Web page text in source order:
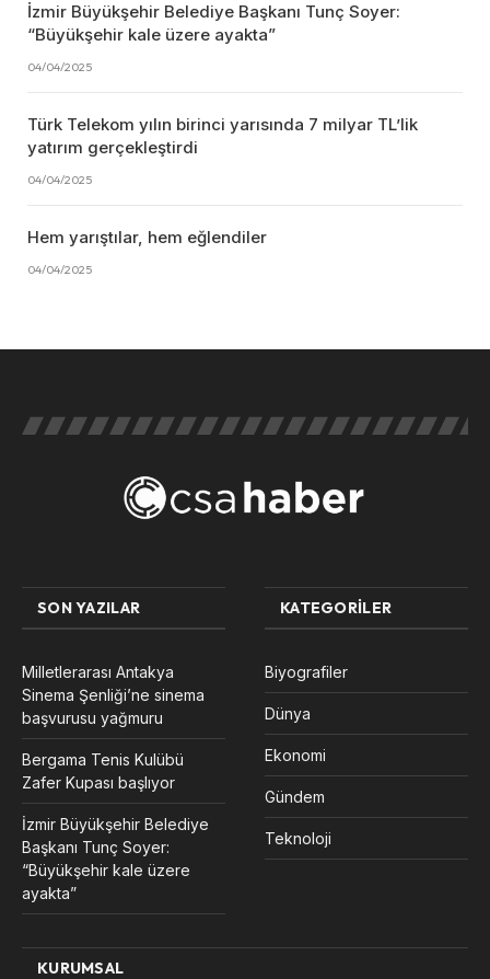
İzmir Büyükşehir Belediye Başkanı Tunç Soyer:
“Büyükşehir kale üzere ayakta”
04/04/2025
Türk Telekom yılın birinci yarısında 7 milyar TL’lik
yatırım gerçekleştirdi
04/04/2025
Hem yarıştılar, hem eğlendiler
04/04/2025
SON YAZILAR
Milletlerarası Antakya
Sinema Şenliği’ne sinema
başvurusu yağmuru
Bergama Tenis Kulübü
Zafer Kupası başlıyor
İzmir Büyükşehir Belediye
Başkanı Tunç Soyer:
“Büyükşehir kale üzere
ayakta”
KATEGORILER
Biyografiler
Dünya
Ekonomi
Gündem
Teknoloji
KURUMSAL